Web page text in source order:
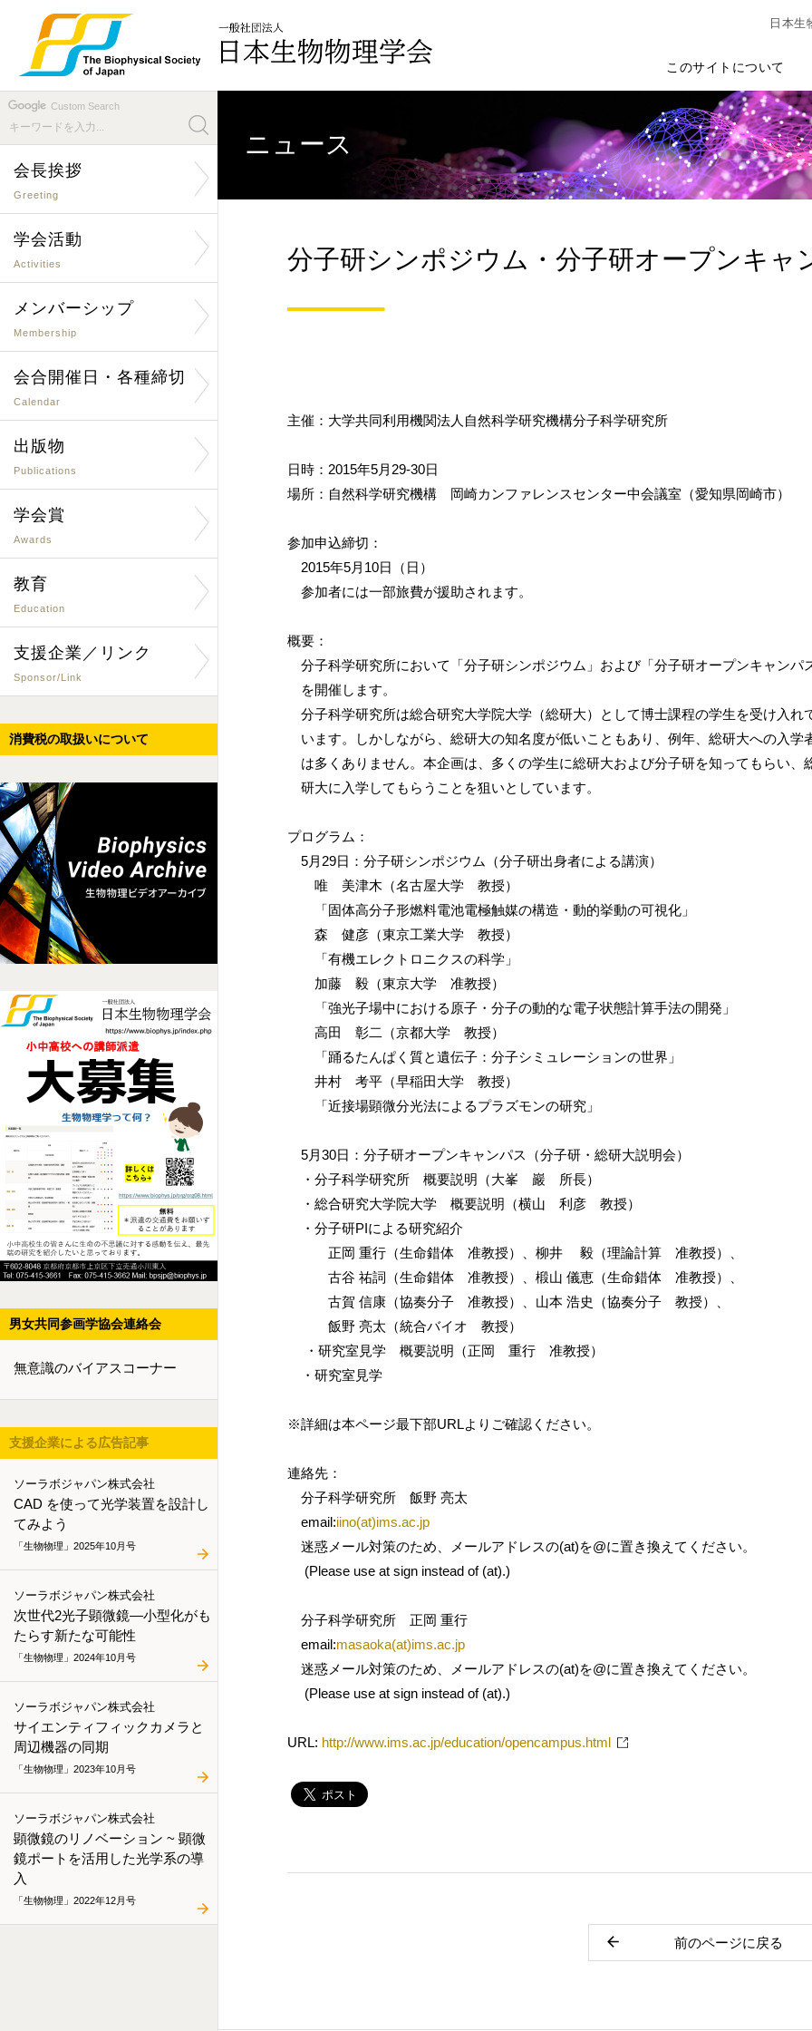
日本生
このサイトについて
Custom Search
会長挨拶
Greeting
学会活動
Activities
メンバーシップ
Membership
会合開催日・各種締切
Calendar
出版物
Publications
学会賞
Awards
教育
Education
支援企業／リンク
Sponsor/Link
消費税の取扱いについて
男女共同参画学協会連絡会
無意識のバイアスコーナー
支援企業による広告記事
ソーラボジャパン株式会社
CAD を使って光学装置を設計し
てみよう
「生物物理」2025年10月号
ソーラボジャパン株式会社
次世代2光子顕微鏡―小型化がも
たらす新たな可能性
「生物物理」2024年10月号
ソーラボジャパン株式会社
サイエンティフィックカメラと
周辺機器の同期
「生物物理」2023年10月号
ソーラボジャパン株式会社
顕微鏡のリノベーション ~ 顕微
鏡ポートを活用した光学系の導
入
「生物物理」2022年12月号
ニュース
分子研シンポジウム・分子研オープンキャ
主催：大学共同利用機関法人自然科学研究機構分子科学研究所
日時：2015年5月29-30日
場所：自然科学研究機構 岡崎カンファレンスセンター中会議室（愛知県岡崎市）
参加申込締切：
2015年5月10日（日）
参加者には一部旅費が援助されます。
概要：
分子科学研究所において「分子研シンポジウム」および「分子研オープンキャンパ
を開催します。
分子科学研究所は総合研究大学院大学（総研大）として博士課程の学生を受け入れ
います。しかしながら、総研大の知名度が低いこともあり、例年、総研大への入学
は多くありません。本企画は、多くの学生に総研大および分子研を知ってもらい、
研大に入学してもらうことを狙いとしています。
プログラム：
5月29日：分子研シンポジウム（分子研出身者による講演）
唯 美津木（名古屋大学 教授）
「固体高分子形燃料電池電極触媒の構造・動的挙動の可視化」
森 健彦（東京工業大学 教授）
「有機エレクトロニクスの科学」
加藤 毅（東京大学 准教授）
「強光子場中における原子・分子の動的な電子状態計算手法の開発」
高田 彰二（京都大学 教授）
「踊るたんぱく質と遺伝子：分子シミュレーションの世界」
井村 考平（早稲田大学 教授）
「近接場顕微分光法によるプラズモンの研究」
5月30日：分子研オープンキャンパス（分子研・総研大説明会）
・分子科学研究所 概要説明（大峯 巖 所長）
・総合研究大学院大学 概要説明（横山 利彦 教授）
・分子研PIによる研究紹介
正岡 重行（生命錯体 准教授）、柳井 毅（理論計算 准教授）、
古谷 祐詞（生命錯体 准教授）、椴山 儀恵（生命錯体 准教授）、
古賀 信康（協奏分子 准教授）、山本 浩史（協奏分子 教授）、
飯野 亮太（統合バイオ 教授）
・研究室見学 概要説明（正岡 重行 准教授）
・研究室見学
※詳細は本ページ最下部URLよりご確認ください。
連絡先：
分子科学研究所 飯野 亮太
email:iino(at)ims.ac.jp
迷惑メール対策のため、メールアドレスの(at)を@に置き換えてください。
(Please use at sign instead of (at).)
分子科学研究所 正岡 重行
email:masaoka(at)ims.ac.jp
迷惑メール対策のため、メールアドレスの(at)を@に置き換えてください。
(Please use at sign instead of (at).)
URL: http://www.ims.ac.jp/education/opencampus.html
前のページに戻る